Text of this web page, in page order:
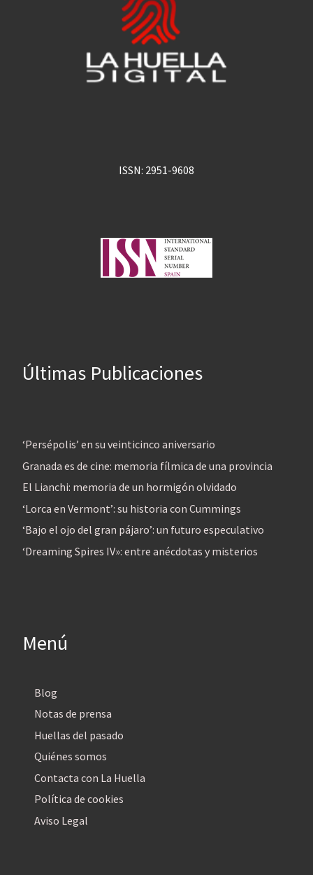
ISSN: 2951-9608
Últimas Publicaciones
‘Persépolis’ en su veinticinco aniversario
Granada es de cine: memoria fílmica de una provincia
El Lianchi: memoria de un hormigón olvidado
‘Lorca en Vermont’: su historia con Cummings
‘Bajo el ojo del gran pájaro’: un futuro especulativo
‘Dreaming Spires IV»: entre anécdotas y misterios
Menú
Blog
Notas de prensa
Huellas del pasado
Quiénes somos
Contacta con La Huella
Política de cookies
Aviso Legal